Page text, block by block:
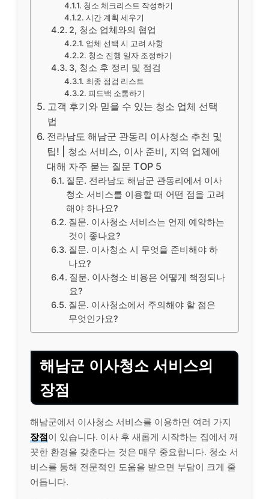
청소 체크리스트 작성하기
시간 계획 세우기
2, 청소 업체와의 협업
업체 선택 시 고려 사항
청소 진행 일자 조정하기
3, 청소 후 정리 및 점검
최종 점검 리스트
피드백 소통하기
고객 후기와 믿을 수 있는 청소 업체 선택
법
전라남도 해남군 관동리 이사청소 추천 및
팁! | 청소 서비스, 이사 준비, 지역 업체에
대해 자주 묻는 질문 TOP 5
질문. 전라남도 해남군 관동리에서 이사
청소 서비스를 이용할 때 어떤 점을 고려
해야 하나요?
질문. 이사청소 서비스는 언제 예약하는
것이 좋나요?
질문. 이사청소 시 무엇을 준비해야 하
나요?
질문. 이사청소 비용은 어떻게 책정되나
요?
질문. 이사청소에서 주의해야 할 점은
무엇인가요?
해남군 이사청소 서비스의
장점
해남군에서 이사청소 서비스를 이용하면 여러 가지
장점이 있습니다. 이사 후 새롭게 시작하는 집에서 깨
끗한 환경을 갖춘다는 것은 매우 중요합니다. 청소 서
비스를 통해 전문적인 도움을 받으면 부담이 크게 줄
어듭니다.